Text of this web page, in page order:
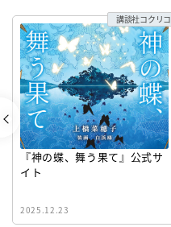
『神の蝶、舞う果て』公式サ
イト
2025.12.23
講談社コクリコ